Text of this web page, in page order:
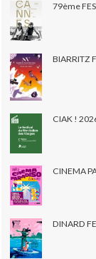
79ème
BIARRITZ
CIAK !
CINEMA
DINARD